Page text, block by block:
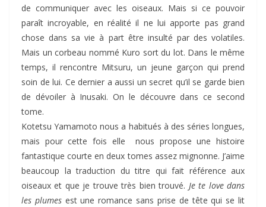
de communiquer avec les oiseaux. Mais si ce pouvoir
paraît incroyable, en réalité il ne lui apporte pas grand
chose dans sa vie à part être insulté par des volatiles.
Mais un corbeau nommé Kuro sort du lot. Dans le même
temps, il rencontre Mitsuru, un jeune garçon qui prend
soin de lui. Ce dernier a aussi un secret qu’il se garde bien
de dévoiler à Inusaki. On le découvre dans ce second
tome.
Kotetsu Yamamoto nous a habitués à des séries longues,
mais pour cette fois elle nous propose une histoire
fantastique courte en deux tomes assez mignonne. J’aime
beaucoup la traduction du titre qui fait référence aux
oiseaux et que je trouve très bien trouvé. Je te love dans
les plumesest une romance sans prise de tête qui se lit